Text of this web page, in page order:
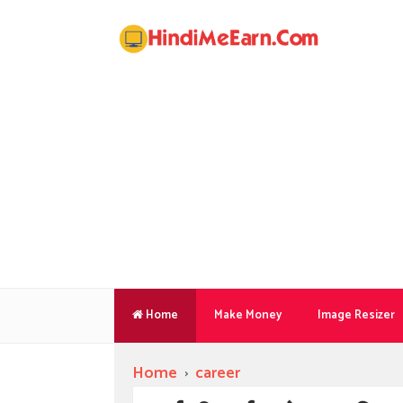
Home Make Money Image Resizer
Home › career